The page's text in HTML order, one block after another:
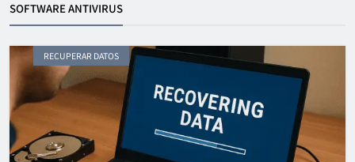
SOFTWARE ANTIVIRUS
RECUPERAR DATOS